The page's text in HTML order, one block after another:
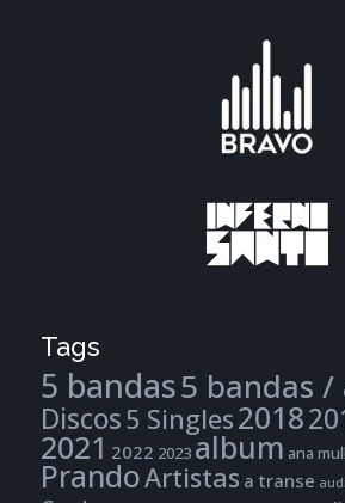
Tags
5 bandas5 bandas
Discos5 Singles2018
2021 2022 2023album ana
PrandoArtistas a transe